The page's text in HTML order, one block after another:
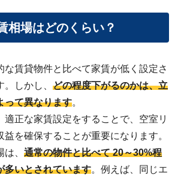
相場はどのくらい？
な賃貸物件と比べて家賃が低く設定さ
しかし、 どの程度下がるのかは、立
って異なります。
適正な家賃設定をすることで、空室リ
益を確保することが重要になります。
、 通常の物件と比べて 20～30%程
多いとされています。例えば、同じエ